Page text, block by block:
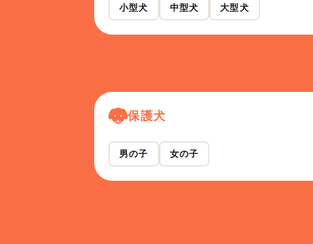
小型犬 中型犬 大型犬
保護犬
男の子 女の子